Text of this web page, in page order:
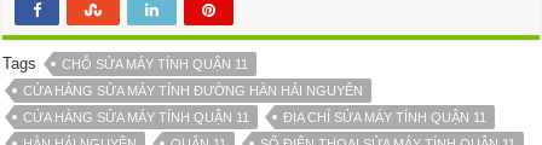
Tags
CHỖ SỬA MÁY TÍNH QUẬN 11
CỬA HÀNG SỬA MÁY TÍNH ĐƯỜNG HÀN HẢI NGUYÊN
CỬA HÀNG SỬA MÁY TÍNH QUẬN 11
ĐỊA CHỈ SỬA MÁY TÍNH QUẬN 11